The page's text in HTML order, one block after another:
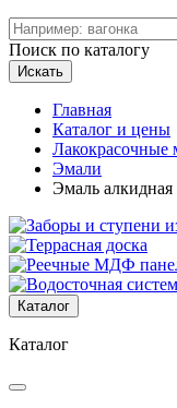
Поиск по каталогу
Искать
Главная
Каталог и цены
Лакокрасочные
Эмали
Эмаль
Каталог
Каталог